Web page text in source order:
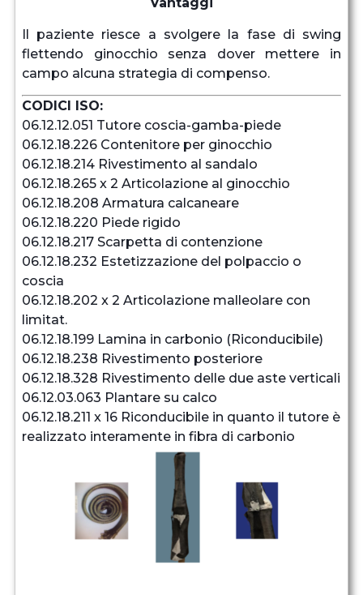
Il paziente riesce a svolgere la fase di swing
flettendo ginocchio senza dover mettere in
campo alcuna strategia di compenso.
CODICI ISO:
06.12.12.051 Tutore coscia-gamba-piede
06.12.18.226 Contenitore per ginocchio
06.12.18.214 Rivestimento al sandalo
06.12.18.265 x 2 Articolazione al ginocchio
06.12.18.208 Armatura calcaneare
06.12.18.220 Piede rigido
06.12.18.217 Scarpetta di contenzione
06.12.18.232 Estetizzazione del polpaccio o
coscia
06.12.18.202 x 2 Articolazione malleolare con
limitat.
06.12.18.199 Lamina in carbonio (Riconducibile)
06.12.18.238 Rivestimento posteriore
06.12.18.328 Rivestimento delle due aste verticali
06.12.03.063 Plantare su calco
06.12.18.211 x 16 Riconducibile in quanto il tutore è
realizzato interamente in fibra di carbonio